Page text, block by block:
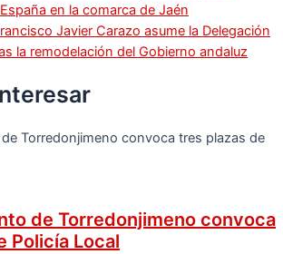
en la comarca de Jaén
Javier Carazo asume la Delegación
la remodelación del Gobierno andaluz
de Torredonjimeno convoca
Policía Local